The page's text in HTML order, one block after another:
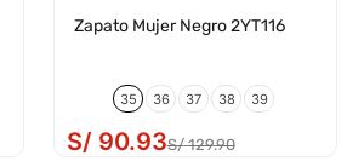
Zapato Mujer Negro 2YT116
35 36 37 38 39
S/ 90.93S/ 129.90